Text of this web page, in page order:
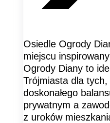
Osiedle Ogrody
miejscu
Ogrody Diany to
Trójmiasta dla
doskonałego
prywatnym a
z uroków